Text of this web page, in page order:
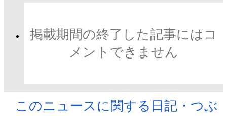
掲載期間の終了した記事にはコ
メントできません
このニュースに関する日記・つぶ